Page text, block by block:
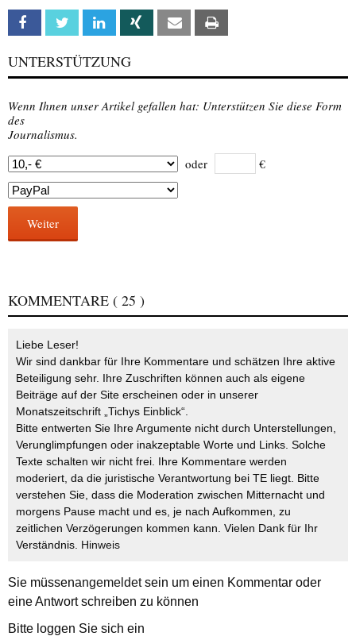
Facebook Twitter Linkedin Xing Email
UNTERSTÜTZUNG
Wenn Ihnen unser Artikel gefallen hat: Unterstützen Sie diese Form
des
Journalismus.
oder
€
Weiter
KOMMENTARE ( 25 )
Liebe Leser!
Wir sind dankbar für Ihre Kommentare und schätzen Ihre aktive
Beteiligung sehr. Ihre Zuschriften können auch als eigene
Beiträge auf der Site erscheinen oder in unserer
Monatszeitschrift „Tichys Einblick“.
Bitte entwerten Sie Ihre Argumente nicht durch Unterstellungen,
Verunglimpfungen oder inakzeptable Worte und Links. Solche
Texte schalten wir nicht frei. Ihre Kommentare werden
moderiert, da die juristische Verantwortung bei TE liegt. Bitte
verstehen Sie, dass die Moderation zwischen Mitternacht und
morgens Pause macht und es, je nach Aufkommen, zu
zeitlichen Verzögerungen kommen kann. Vielen Dank für Ihr
Verständnis. Hinweis
Sie müssenangemeldetsein um einen Kommentar oder
eine Antwort schreiben zu können
Bitte loggen Sie sich ein